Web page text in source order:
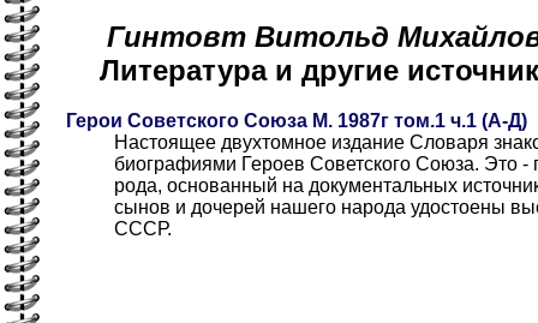
Гинтовт Витольд
Литература и другие
Герои Советского Союза М. 1987г том.1 ч.1 (А-Д)
Настоящее двухтомное издание Словаря
биографиями Героев Советского Союза. Это -
рода, основанный на документальных
сынов и дочерей нашего народа удостоены
СССР.